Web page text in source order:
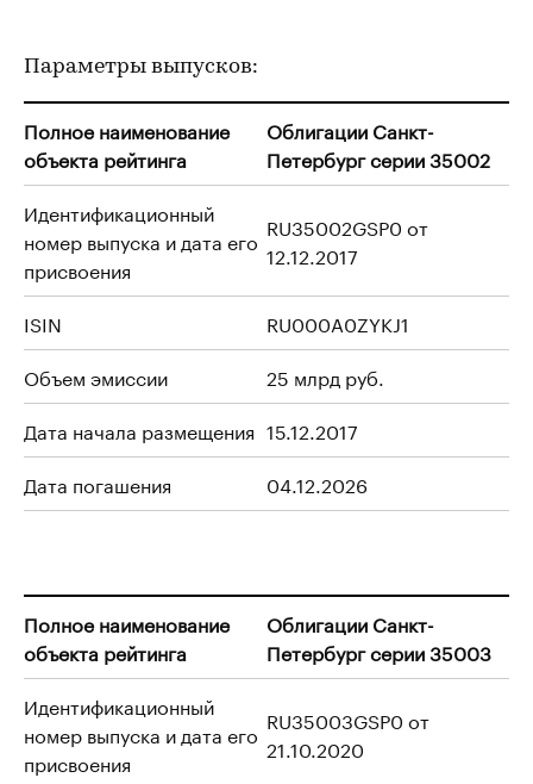
Параметры выпусков:
Полное наименование
объекта рейтинга
Облигации Санкт-
Петербург серии 35002
Идентификационный
номер выпуска и дата его
присвоения
RU35002GSP0 от
12.12.2017
ISIN
RU000A0ZYKJ1
Объем эмиссии
25 млрд руб.
Дата начала размещения 15.12.2017
Дата погашения
04.12.2026
Полное наименование
объекта рейтинга
Облигации Санкт-
Петербург серии 35003
Идентификационный
номер выпуска и дата его
присвоения
RU35003GSP0 от
21.10.2020